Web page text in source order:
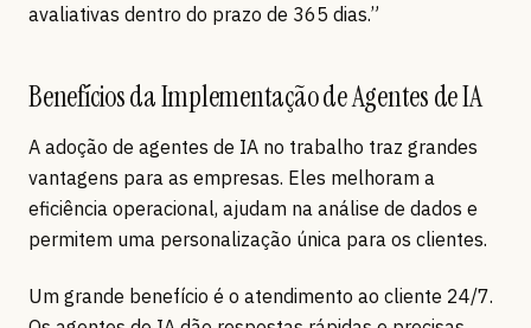
avaliativas dentro do prazo de 365 dias.”
Benefícios da Implementação de Agentes de IA
A adoção de agentes de IA no trabalho traz grandes
vantagens para as empresas. Eles melhoram a
eficiência operacional, ajudam na análise de dados e
permitem uma personalização única para os clientes.
Um grande benefício é o atendimento ao cliente 24/7.